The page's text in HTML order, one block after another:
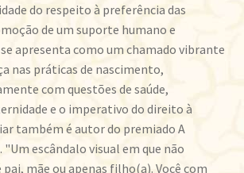
do respeito à preferência das
de um suporte humano e
apresenta como um chamado vibrante
nas práticas de nascimento,
com questões de saúde,
e o imperativo do direito à
também é autor do premiado A
escândalo visual em que não
mãe ou apenas filho(a). Você com